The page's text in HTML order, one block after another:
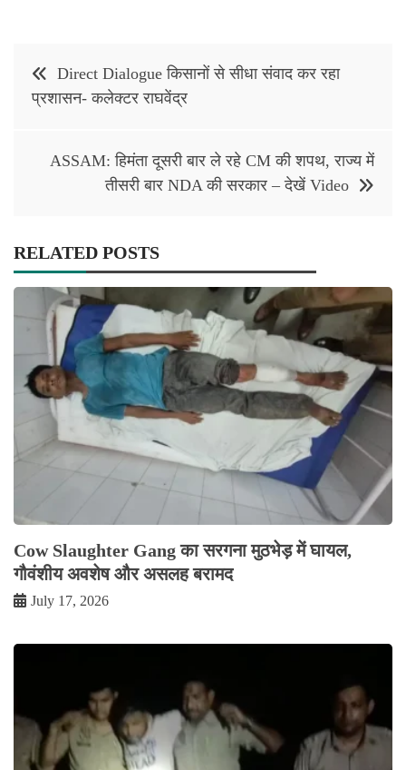
navigation
Direct Dialogue किसानों से सीधा संवाद कर रहा
प्रशासन- कलेक्टर राघवेंद्र
ASSAM: हिमंता दूसरी बार ले रहे CM की शपथ, राज्य में
तीसरी बार NDA की सरकार – देखें Video
RELATED POSTS
Cow Slaughter Gang का सरगना मुठभेड़ में घायल,
गौवंशीय अवशेष और असलह बरामद
July 17, 2026